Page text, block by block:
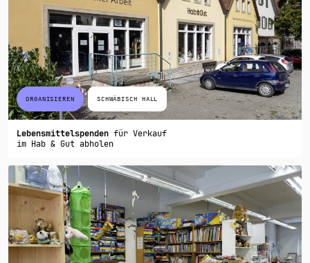
ORGANISIEREN SCHWÄBISCH HALL
Lebensmittelspenden für Verkauf
im Hab & Gut abholen